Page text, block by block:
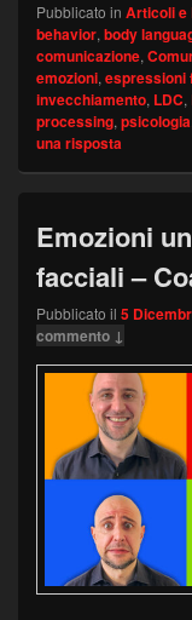
Pubblicato in Articoli e
behavior,body
comunicazione,
emozioni,espressioni
invecchiamento, LDC,
processing,psicologia
una risposta
Emozioni
facciali –
Pubblicato il 5
commento ↓